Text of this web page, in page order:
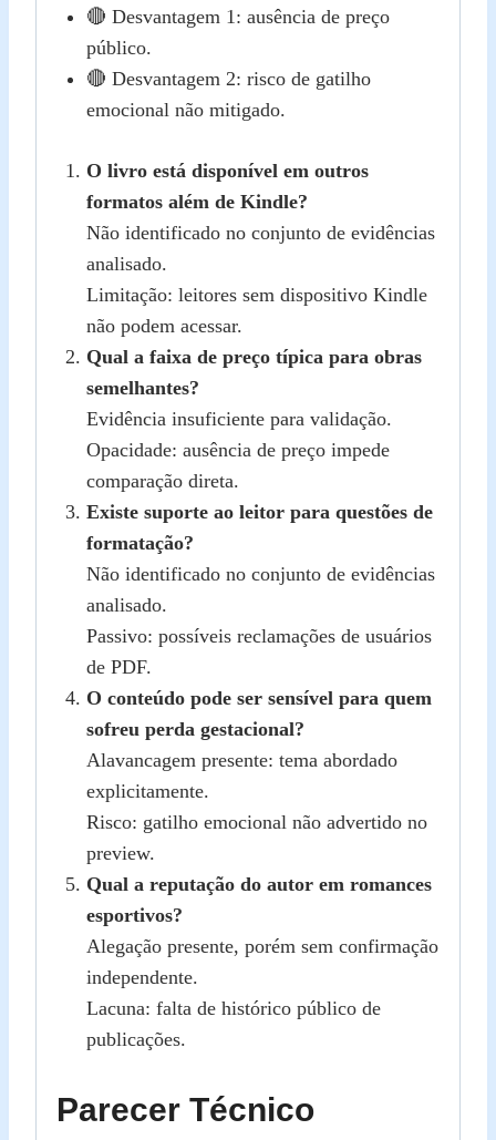
🔴 Desvantagem 1: ausência de preço
público.
🔴 Desvantagem 2: risco de gatilho
emocional não mitigado.
O livro está disponível em outros
formatos além de Kindle?
Não identificado no conjunto de evidências
analisado.
Limitação: leitores sem dispositivo Kindle
não podem acessar.
Qual a faixa de preço típica para obras
semelhantes?
Evidência insuficiente para validação.
Opacidade: ausência de preço impede
comparação direta.
Existe suporte ao leitor para questões de
formatação?
Não identificado no conjunto de evidências
analisado.
Passivo: possíveis reclamações de usuários
de PDF.
O conteúdo pode ser sensível para quem
sofreu perda gestacional?
Alavancagem presente: tema abordado
explicitamente.
Risco: gatilho emocional não advertido no
preview.
Qual a reputação do autor em romances
esportivos?
Alegação presente, porém sem confirmação
independente.
Lacuna: falta de histórico público de
publicações.
Parecer Técnico